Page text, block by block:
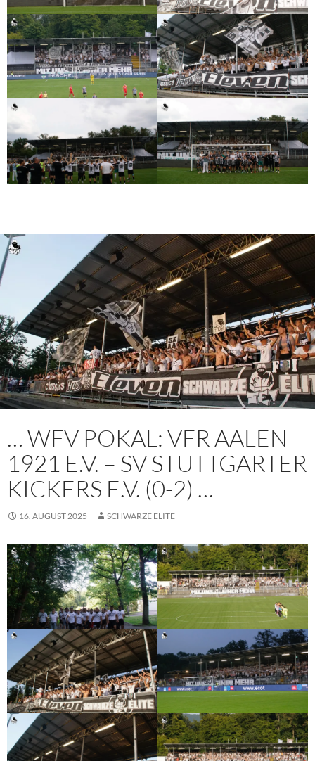
… WFV POKAL: VFR AALEN
1921 E.V. – SV STUTTGARTER
KICKERS E.V. (0-2) …
16. AUGUST 2025 SCHWARZE ELITE